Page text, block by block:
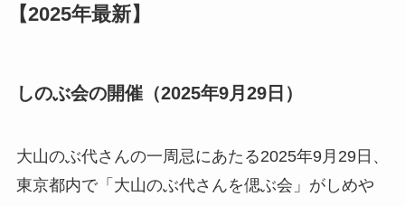
【2025年最新】
しのぶ会の開催（2025年9月29日）
大山のぶ代さんの一周忌にあたる2025年9月29日、
東京都内で「大山のぶ代さんを偲ぶ会」がしめや